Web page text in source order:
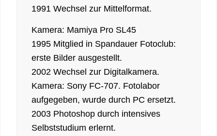
1991 Wechsel zur Mittelformat.
Kamera: Mamiya Pro SL45
1995 Mitglied in Spandauer Fotoclub:
erste Bilder ausgestellt.
2002 Wechsel zur Digitalkamera.
Kamera: Sony FC-707. Fotolabor
aufgegeben, wurde durch PC ersetzt.
2003 Photoshop durch intensives
Selbststudium erlernt.